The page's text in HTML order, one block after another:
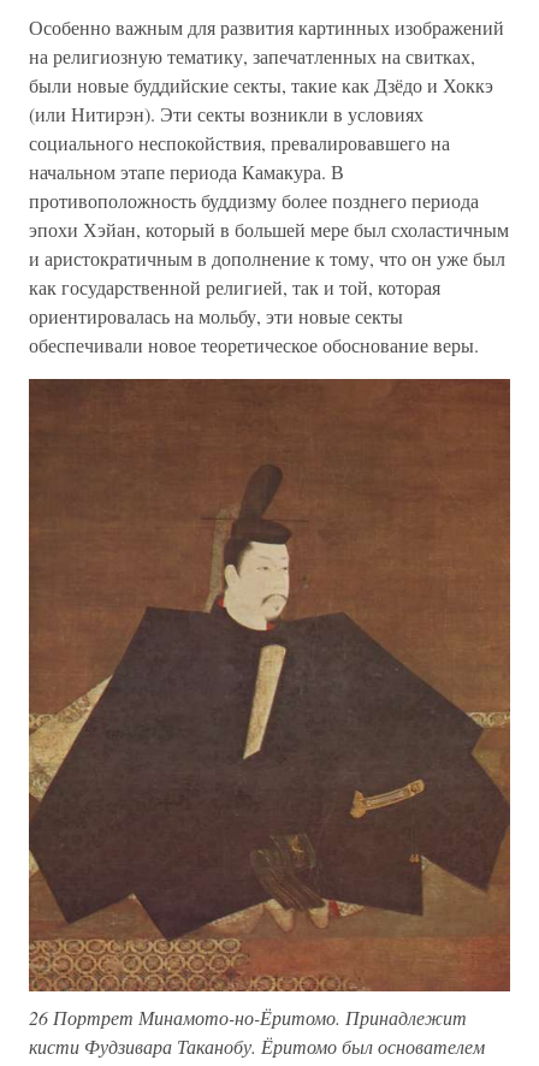
Особенно важным для развития картинных изображений
на религиозную тематику, запечатленных на свитках,
были новые буддийские секты, такие как Дзёдо и Хоккэ
(или Нитирэн). Эти секты возникли в условиях
социального неспокойствия, превалировавшего на
начальном этапе периода Камакура. В
противоположность буддизму более позднего периода
эпохи Хэйан, который в большей мере был схоластичным
и аристократичным в дополнение к тому, что он уже был
как государственной религией, так и той, которая
ориентировалась на мольбу, эти новые секты
обеспечивали новое теоретическое обоснование веры.
26 Портрет Минамото-но-Ёритомо. Принадлежит
кисти Фудзивара Таканобу. Ёритомо был основателем